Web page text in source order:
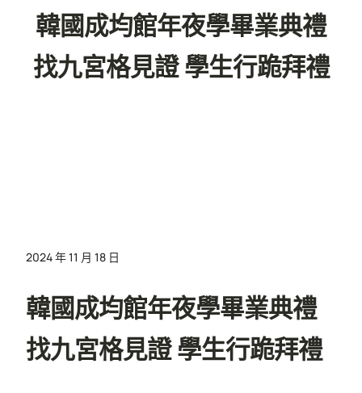
韓國成均館年夜學畢業典禮
找九宮格見證 學生行跪拜禮
2024 年 11 月 18 日
韓國成均館年夜學畢業典禮
找九宮格見證 學生行跪拜禮